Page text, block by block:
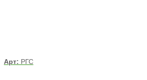
Арт: РГС